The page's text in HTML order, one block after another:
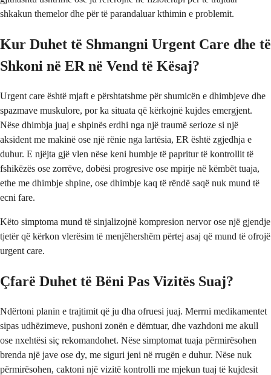
shkakun themelor dhe për të parandaluar kthimin e problemit.
Kur Duhet të Shmangni Urgent Care dhe të
Shkoni në ER në Vend të Kësaj?
Urgent care është mjaft e përshtatshme për shumicën e dhimbjeve dhe
spazmave muskulore, por ka situata që kërkojnë kujdes emergjent.
Nëse dhimbja juaj e shpinës erdhi nga një traumë serioze si një
aksident me makinë ose një rënie nga lartësia, ER është zgjedhja e
duhur. E njëjta gjë vlen nëse keni humbje të papritur të kontrollit të
fshikëzës ose zorrëve, dobësi progresive ose mpirje në këmbët tuaja,
ethe me dhimbje shpine, ose dhimbje kaq të rëndë saqë nuk mund të
ecni fare.
Këto simptoma mund të sinjalizojnë kompresion nervor ose një gjendje
tjetër që kërkon vlerësim të menjëhershëm përtej asaj që mund të ofrojë
urgent care.
Çfarë Duhet të Bëni Pas Vizitës Suaj?
Ndërtoni planin e trajtimit që ju dha ofruesi juaj. Merrni medikamentet
sipas udhëzimeve, pushoni zonën e dëmtuar, dhe vazhdoni me akull
ose nxehtësi siç rekomandohet. Nëse simptomat tuaja përmirësohen
brenda një jave ose dy, me siguri jeni në rrugën e duhur. Nëse nuk
përmirësohen, caktoni një vizitë kontrolli me mjekun tuaj të kujdesit